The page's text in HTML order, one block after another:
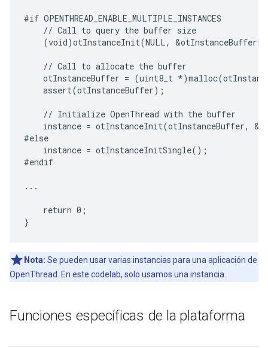
#if OPENTHREAD_ENABLE_MULTIPLE_INSTANCES
    // Call to query the buffer size
(void)otInstanceInit(NULL,
    // Call to allocate the buffer
otInstanceBuffer = (uint8_t
    assert(otInstanceBuffer);
    // Initialize OpenThread with the buffer
instance = otInstanceInit(otInstanceBuffer,
#else
    instance = otInstanceInitSingle();
#endif
...
    return 0;
Nota: Se pueden usar varias instancias para una aplicación de
OpenThread. En este codelab, solo usamos una instancia.
Funciones específicas de la plataforma